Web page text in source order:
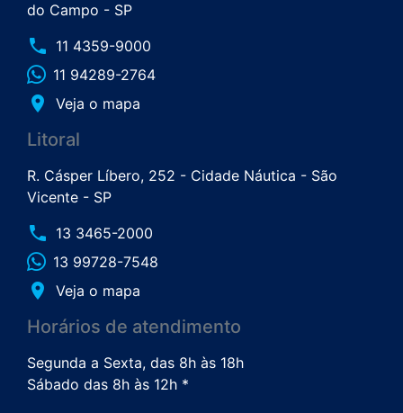
do Campo - SP
phone 11 4359-9000
11 94289-2764
place Veja o mapa
Litoral
R. Cásper Líbero, 252 - Cidade Náutica - São
Vicente - SP
phone 13 3465-2000
13 99728-7548
place Veja o mapa
Horários de atendimento
Segunda a Sexta, das 8h às 18h
Sábado das 8h às 12h *